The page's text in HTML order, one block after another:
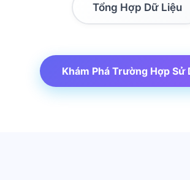
Tổng Hợp Dữ Liệu
Khám Phá Trường Hợp Sử